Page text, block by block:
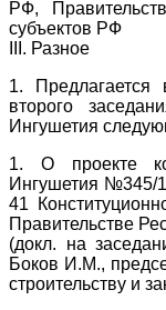
РФ,
субъектов РФ
III. Разное
1. Предлагается
второго
Ингушетия
1. О проекте
Ингушетия №345/
41
Правительстве
(докл. на
Боков И.М.,
строительству и